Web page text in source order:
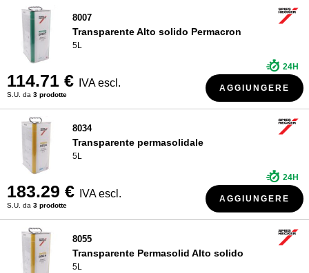
Trasparente Sikkens
Trasparente Standox
8007
Transparente Alto solido Permacron
5L
114.71 € IVA escl.
S.U. da 3 prodotte
24H
AGGIUNGERE
8034
Transparente permasolidale
5L
183.29 € IVA escl.
S.U. da 3 prodotte
24H
AGGIUNGERE
8055
Transparente Permasolid Alto solido
5L